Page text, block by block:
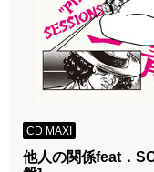
CD MAXI
他人の関係feat．